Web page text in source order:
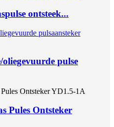
ontsteek...
oliegevuurde pulse
Pules Ontsteker